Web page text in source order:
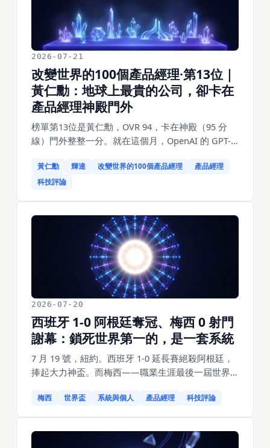
2026-07-21
改變世界的100個產品經理·第13位｜
黃仁勳：地球上最貴的公司，卻卡在
產品經理神殿門外
榜單第13位是黃仁勳，OVR 94，卡在神殿（95 分
線）門外整整一分。就在這個月，OpenAI 的 GPT-
的 Muse Spark 輪番發新模型搶頭條——但它們全跑
在黃仁勳的晶片上。誰贏下模型戰沒人知道，賣鏟
一個站在 AI 時代最核心位置的人，在這份產品經理
榜上進不了神殿，只排傳奇檔。答案藏在他六維裡
最低的那兩項：品味 83、洞察 87。這不是黑他，恰
恰是理解他的鑰匙——他是這個時代最賺錢的一種
產品經理，而這種產品經理，不靠品味。
黃仁勳 輝達 改變世界的100個產品經理
產品經理
科技評論
2026-07-20
西班牙 1-0 阿根廷奪冠、梅西 0 射門
謝幕：鎖死世界第一的，是一套系統
7 月 19 號，紐約。西班牙 1-0 延長賽絕殺阿根廷，
捧起大力神盃。而梅西——職業生涯最後一屆世界
只射了 2 腳、0 射正，被徹底鎖死。要讓地球上公認
羅德里鎖死中場，七成控球把梅西隔在危險區之
梅西 世界盃 系統與個人 產品經理 科技評論